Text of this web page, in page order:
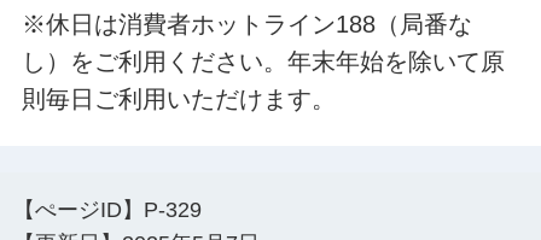
※休日は消費者ホットライン188（局番な
し）をご利用ください。年末年始を除いて原
則毎日ご利用いただけます。
【ぺージID】 P-329